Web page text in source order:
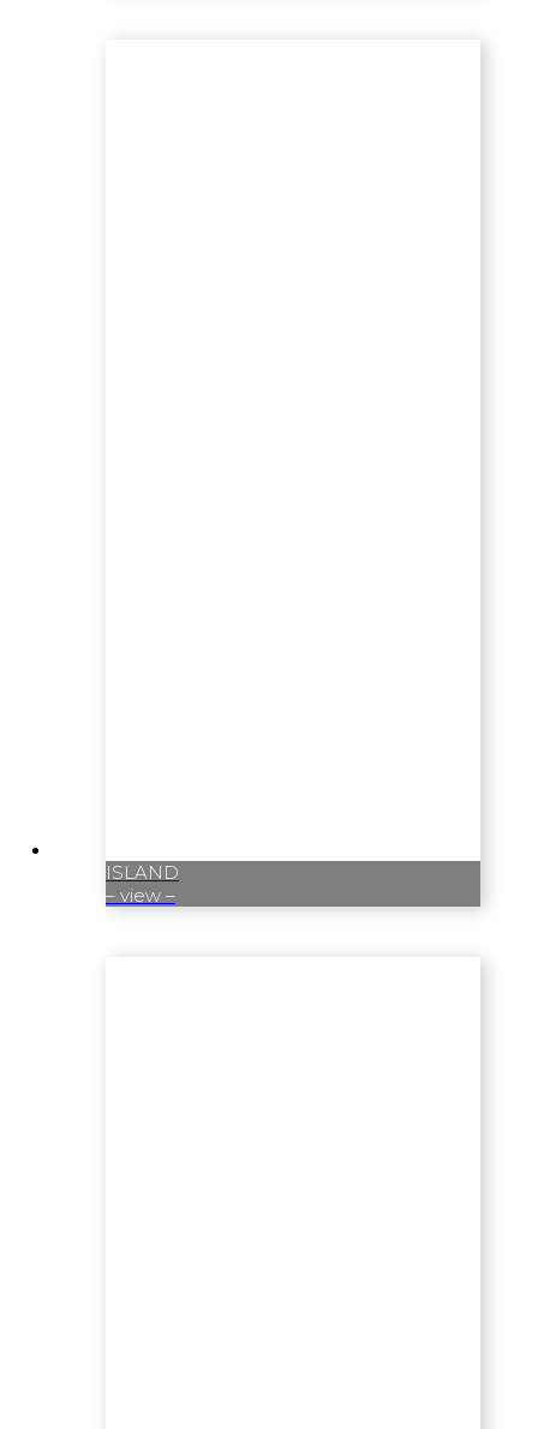
ISLAND
– view –